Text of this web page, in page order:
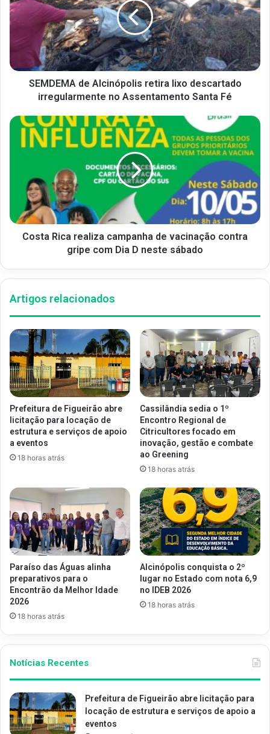
SEMDEMA de Alcinópolis retira lixo descartado
irregularmente no Assentamento Santa Fé
Costa Rica realiza campanha de vacinação contra
gripe com Dia D neste sábado
Artigos relacionados
Prefeitura de Figueirão abre
licitação para locação de
estrutura e serviços de apoio
a eventos
18 horas atrás
Cassilândia sedia o 1º
Encontro Regional de
Citricultores focado em
inovação, gestão e combate
ao Greening
18 horas atrás
Paraíso das Águas alinha
preparativos para o
Encontrão da Melhor Idade
2026
18 horas atrás
Alcinópolis conquista o 2º
lugar no Estado com nota 6,9
no IDEB 2026
18 horas atrás
Notícias Recentes
Prefeitura de Figueirão abre licitação para
locação de estrutura e serviços de apoio a
eventos